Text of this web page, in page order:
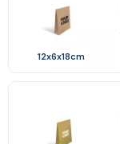
12x6x18cm